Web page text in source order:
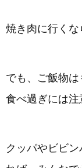
焼き肉に行くな
でも、ご飯物は
食べ過ぎには注
クッパやビビ